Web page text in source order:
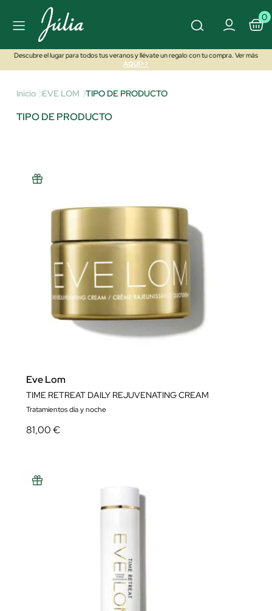
0
Descubre el lugar para todos tus veranos y llévate un regalo con tu compra. Ver más
AQUÍ>>
Inicio EVE LOM TIPO DE PRODUCTO
TIPO DE PRODUCTO
Eve Lom
TIME RETREAT DAILY REJUVENATING CREAM
Tratamientos día y noche
81,00 €